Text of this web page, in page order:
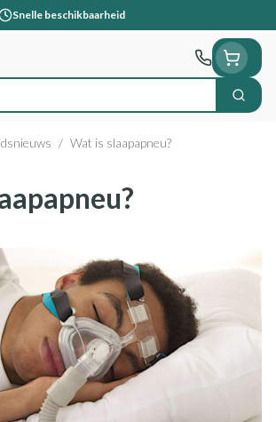
Snelle beschikbaarheid
Zoek
/ Wat is slaapapneu?